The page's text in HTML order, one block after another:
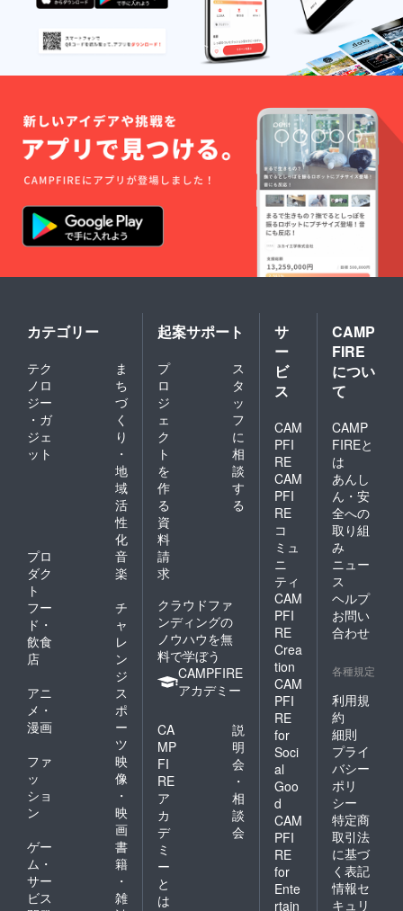
カテゴリー
テク
ノロ
ジー
・ガ
ジェ
ット
ま
ち
づ
く
り
・
地
域
活
性
化
プロ
ダク
ト
音
楽
フー
ド・
飲食
店
チ
ャ
レ
ン
ジ
アニ
メ・
漫画
ス
ポ
ー
ツ
ファ
ッ
ショ
ン
映
像
・
映
画
ゲー
ム・
サー
ビス
書
籍
・
雑
起案サポート
プ
ロ
ジ
ェ
ク
ト
を
作
る
ス
タ
ッ
フ
に
相
談
す
る
資
料
請
求
クラウドファ
ンディングの
ノウハウを無
料で学ぼう
CAMPFIRE
アカデミー
CA
MP
FI
RE
ア
カ
デ
ミ
ー
と
は
説
明
会
・
相
談
会
サ
ー
ビ
ス
CAM
PFI
RE
CAM
PFI
RE
コ
ミュ
ニ
ティ
CAM
PFI
RE
Crea
tion
CAM
PFI
RE
for
Soci
al
Goo
d
CAM
PFI
RE
for
Ente
rtain
CAMP
FIRE
につい
て
CAMP
FIREと
は
あんし
ん・安
全への
取り組
み
ニュー
ス
ヘルプ
お問い
合わせ
各種規定
利用規
約
細則
プライ
バシー
ポリ
シー
特定商
取引法
に基づ
く表記
情報セ
キュリ